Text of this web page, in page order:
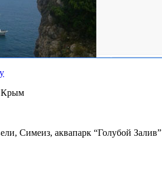
Крым
Симеиз, аквапарк “Голубой Залив”